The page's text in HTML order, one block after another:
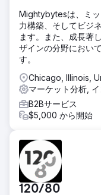
Mightybytesは、ミ
力構築、そしてビジ
ます。また、成長著
ザインの分野におい
す。
Chicago, Illinois,
マーケット分析,
B2Bサービス
$5,000 から開始
120/80